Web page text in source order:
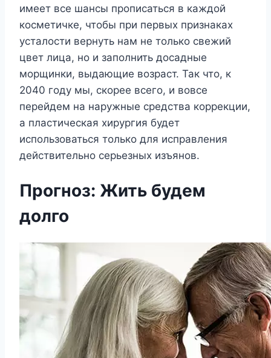
имеет все шансы прописаться в каждой
косметичке, чтобы при первых признаках
усталости вернуть нам не только свежий
цвет лица, но и заполнить досадные
морщинки, выдающие возраст. Так что, к
2040 году мы, скорее всего, и вовсе
перейдем на наружные средства коррекции,
а пластическая хирургия будет
использоваться только для исправления
действительно серьезных изъянов.
Прогноз: Жить будем
долго